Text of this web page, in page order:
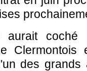
aurait coché
Clermontois
des grands